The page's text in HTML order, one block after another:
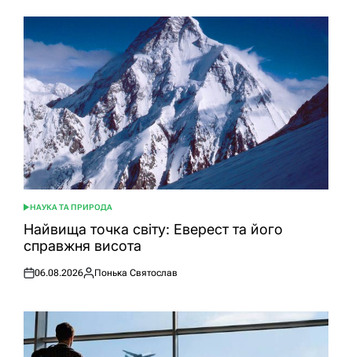
ОПУБЛІКУВАТИ
У
НАУКА ТА ПРИРОДА
Найвища точка світу: Еверест та його
справжня висота
Оприлюднено
06.08.2026
Опубліковано
Понька Святослав